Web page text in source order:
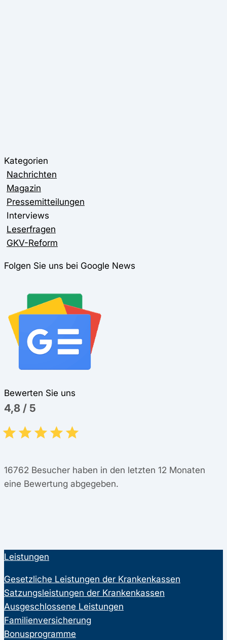
Kategorien
Nachrichten
Magazin
Pressemitteilungen
Interviews
Leserfragen
GKV-Reform
Folgen Sie uns bei Google News
Bewerten Sie uns
4,8 / 5
16762 Besucher haben in den letzten 12 Monaten
eine Bewertung abgegeben.
Leistungen
Gesetzliche Leistungen der Krankenkassen
Satzungsleistungen der Krankenkassen
Ausgeschlossene Leistungen
Familienversicherung
Bonusprogramme